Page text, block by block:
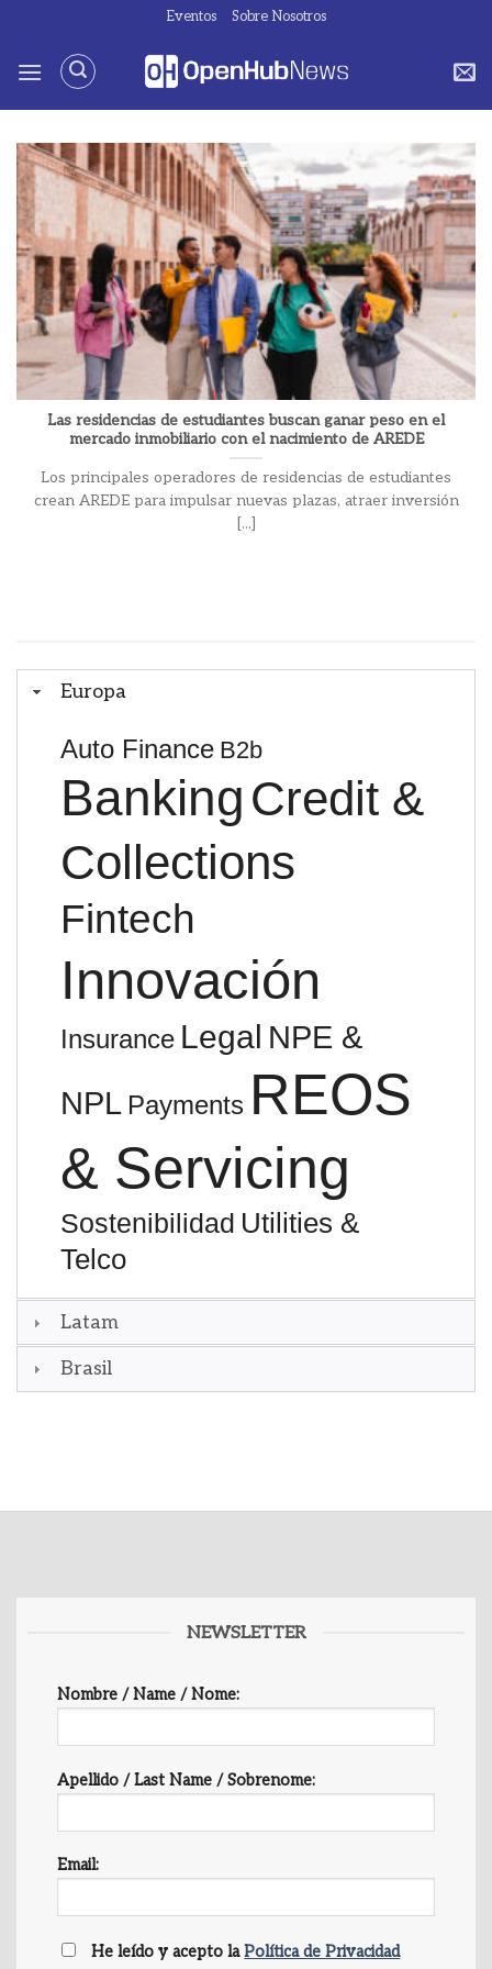
contenido
Eventos Sobre Nosotros
Europa
Auto Finance B2b
Banking Credit &
Collections
Fintech
Innovación
Insurance Legal NPE &
NPL Payments REOS
& Servicing
Sostenibilidad Utilities &
Telco
Latam
Brasil
Las residencias de estudiantes buscan ganar peso en el
mercado inmobiliario con el nacimiento de AREDE
Los principales operadores de residencias de estudiantes
crean AREDE para impulsar nuevas plazas, atraer inversión
[...]
NEWSLETTER
Nombre / Name / Nome:
Apellido / Last Name / Sobrenome:
Email:
He leído y acepto laPolítica de Privacidad